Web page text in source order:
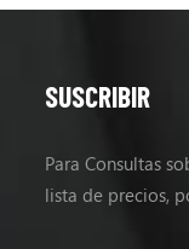
SUSCRIBIR
Para Consultas
lista de precios,